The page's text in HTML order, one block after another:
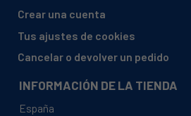
ARISTON, AB104XTK - 22505 -
Crear una cuenta
Tus ajustes de cookies
Cancelar o devolver un pedido
INFORMACIÓN DE LA TIENDA
España